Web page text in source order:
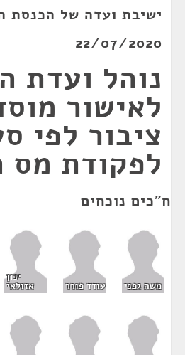
22/07/2020
נוהל ועדת
לאישור
לפקודת מס
ח"כים נוכחים
משה גפני עודד פורר
ינון
אזולאי